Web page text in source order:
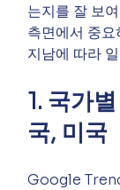
는지를 잘 보
측면에서 중
지남에 따라
1. 국가
국, 미국
Google